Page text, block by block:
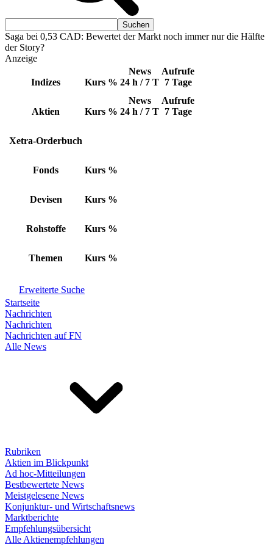
Saga bei 0,53 CAD: Bewertet der Markt noch immer nur die Hälfte
der Story?
Anzeige
Indizes Kurs %
News
24 h / 7 T
Aufrufe
7 Tage
Aktien Kurs %
News
24 h / 7 T
Aufrufe
7 Tage
Xetra-Orderbuch
Fonds Kurs %
Devisen Kurs %
Rohstoffe Kurs %
Themen Kurs %
Erweiterte Suche
Startseite
Nachrichten
Nachrichten
Nachrichten auf FN
Alle News
Rubriken
Aktien im Blickpunkt
Ad hoc-Mitteilungen
Bestbewertete News
Meistgelesene News
Konjunktur- und Wirtschaftsnews
Marktberichte
Empfehlungsübersicht
Alle Aktienempfehlungen